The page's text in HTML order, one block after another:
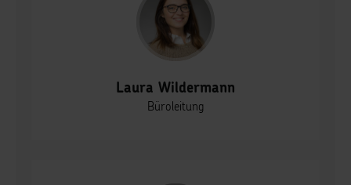
Laura Wildermann
Büroleitung